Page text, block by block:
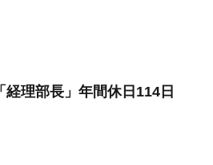
理部長」年間休日114日